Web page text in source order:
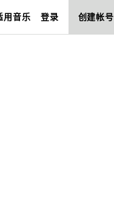
用音乐 登录 创建帐号